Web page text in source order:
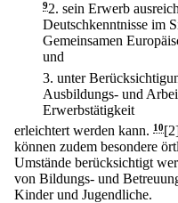
92. sein Erwerb
Deutschkenntnisse im
Gemeinsamen
und
3. unter
Ausbildungs- und
Erwerbstätigkeit
erleichtert werden kann. 10
können zudem besondere
Umstände berücksichtigt
von Bildungs- und
Kinder und Jugendliche.